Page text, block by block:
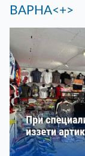
ВАРНА<+>